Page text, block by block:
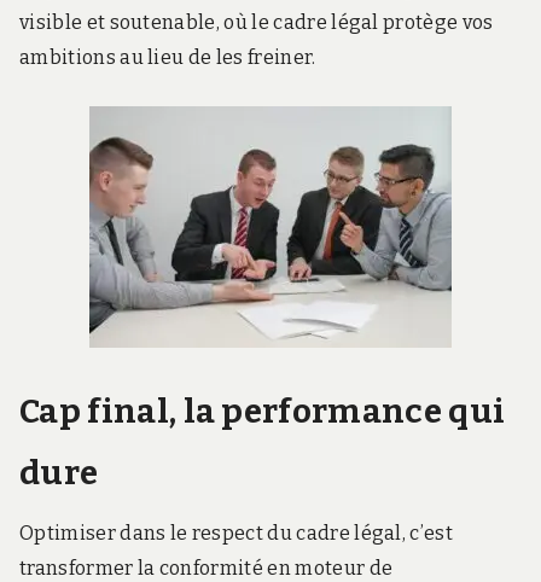
visible et soutenable, où le cadre légal protège vos
ambitions au lieu de les freiner.
Cap final, la performance qui
dure
Optimiser dans le respect du cadre légal, c’est
transformer la conformité en moteur de